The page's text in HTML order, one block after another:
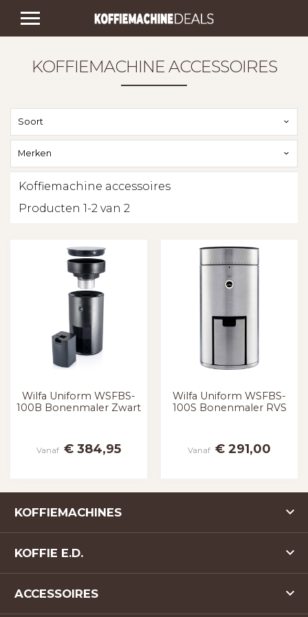
KOFFIEMACHINE ACCESSOIRES
Soort
Merken
Koffiemachine accessoires
Producten 1-2 van 2
Wilfa Uniform WSFBS-
100B Bonenmaler Zwart
Vanaf € 384,95
Wilfa Uniform WSFBS-
100S Bonenmaler RVS
Vanaf € 291,00
KOFFIEMACHINES
KOFFIE E.D.
ACCESSOIRES